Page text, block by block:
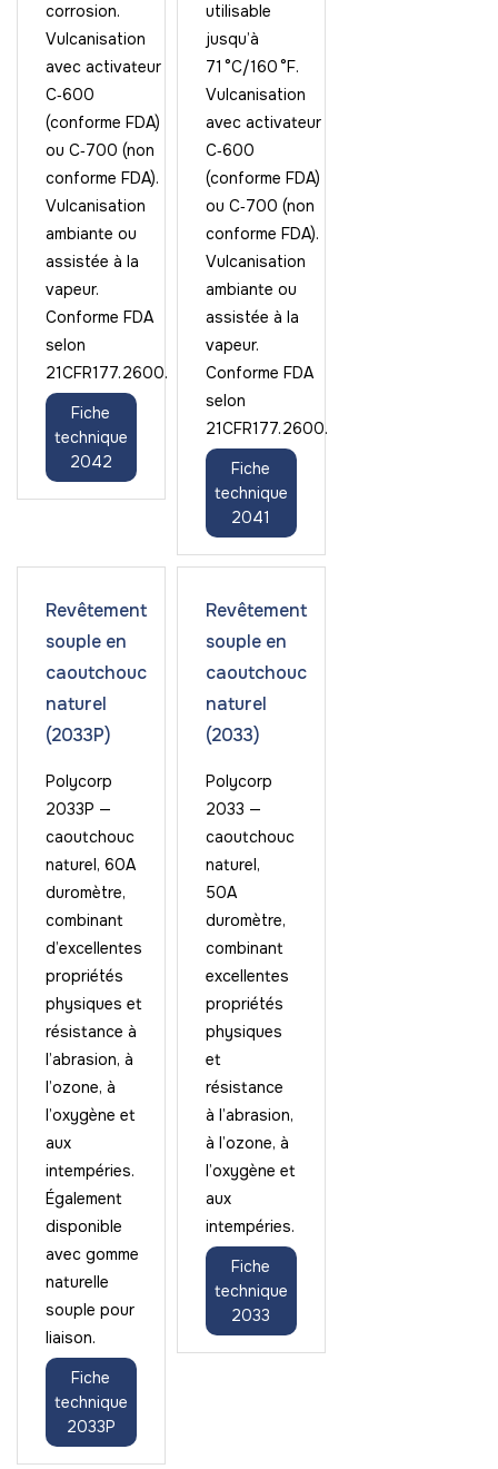
corrosion.
Vulcanisation
avec activateur
C‑600
(conforme FDA)
ou C‑700 (non
conforme FDA).
Vulcanisation
ambiante ou
assistée à la
vapeur.
Conforme FDA
selon
21CFR177.2600.
Fiche
technique
2042
utilisable
jusqu’à
71 °C/160 °F.
Vulcanisation
avec activateur
C‑600
(conforme FDA)
ou C‑700 (non
conforme FDA).
Vulcanisation
ambiante ou
assistée à la
vapeur.
Conforme FDA
selon
21CFR177.2600.
Fiche
technique
2041
Revêtement
souple en
caoutchouc
naturel
(2033P)
Polycorp
2033P —
caoutchouc
naturel, 60A
duromètre,
combinant
d’excellentes
propriétés
physiques et
résistance à
l’abrasion, à
l’ozone, à
l’oxygène et
aux
intempéries.
Également
disponible
avec gomme
naturelle
souple pour
liaison.
Fiche
technique
2033P
Revêtement
souple en
caoutchouc
naturel
(2033)
Polycorp
2033 —
caoutchouc
naturel,
50A
duromètre,
combinant
excellentes
propriétés
physiques
et
résistance
à l’abrasion,
à l’ozone, à
l’oxygène et
aux
intempéries.
Fiche
technique
2033